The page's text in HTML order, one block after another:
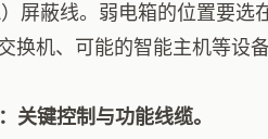
屏蔽线。弱电箱的位置要选
换机、可能的智能主机等设
关键控制与功能线缆。